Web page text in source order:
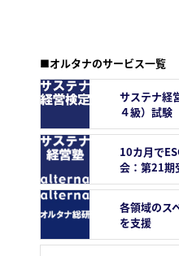
■オルタナのサービス一覧
サステナ経
４級）試験
10カ月で
会：第21期
各領域のス
を支援